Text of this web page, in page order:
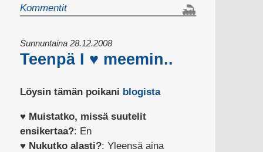
Kommentit
Sunnuntaina 28.12.2008
Teenpä I ♥ meemin..
Löysin tämän poikani blogista
♥ Muistatko, missä suutelit
ensikertaa?: En
♥ Nukutko alasti?: Yleensä aina